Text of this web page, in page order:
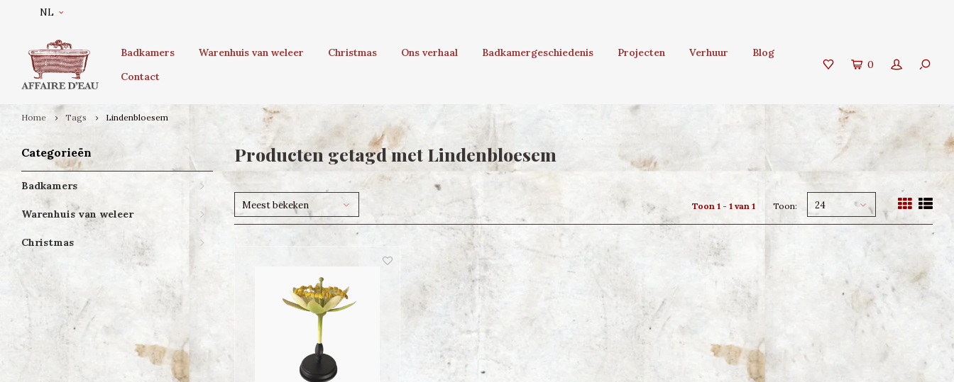
NL
Badkamers Warenhuis van weleer Christmas Ons verhaal Badkamergeschiedenis Projecten Verhuur
Blog
Contact
0
Home Tags Lindenbloesem
Categorieën
Badkamers
Warenhuis van weleer
Christmas
Producten getagd met Lindenbloesem
Meest bekeken Toon 1 - 1 van 1 Toon: 24